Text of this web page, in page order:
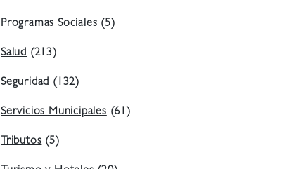
Programas Sociales(5)
Salud (213)
Seguridad(132)
Servicios Municipales(61)
Tributos(5)